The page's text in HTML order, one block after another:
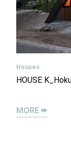
Houses
HOUSE
MORE